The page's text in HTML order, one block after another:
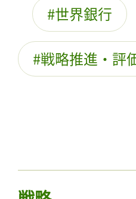
世界銀行
戦略推進・評